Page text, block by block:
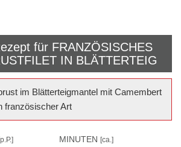
für FRANZÖSISCHES
IN BLÄTTERTEIG
im Blätterteigmantel mit Camembert
französischer Art
[p.P.] MINUTEN [ca.]